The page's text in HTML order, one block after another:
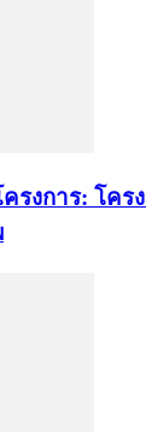
รงการ: โคร